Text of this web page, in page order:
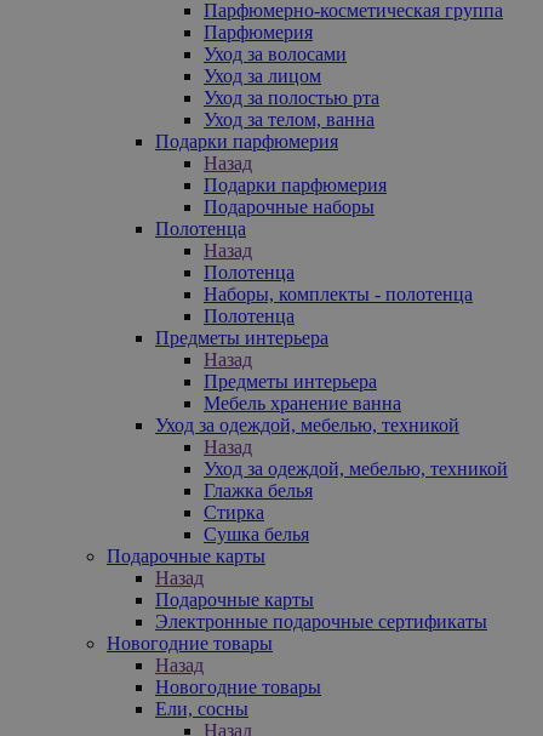
Парфюмерно-косметическая группа
Парфюмерия
Уход за волосами
Уход за лицом
Уход за полостью рта
Уход за телом, ванна
Подарки парфюмерия
Назад
Подарки парфюмерия
Подарочные наборы
Полотенца
Назад
Полотенца
Наборы, комплекты - полотенца
Полотенца
Предметы интерьера
Назад
Предметы интерьера
Мебель хранение ванна
Уход за одеждой, мебелью, техникой
Назад
Уход за одеждой, мебелью, техникой
Глажка белья
Стирка
Сушка белья
Подарочные карты
Назад
Подарочные карты
Электронные подарочные сертификаты
Новогодние товары
Назад
Новогодние товары
Ели, сосны
Назад